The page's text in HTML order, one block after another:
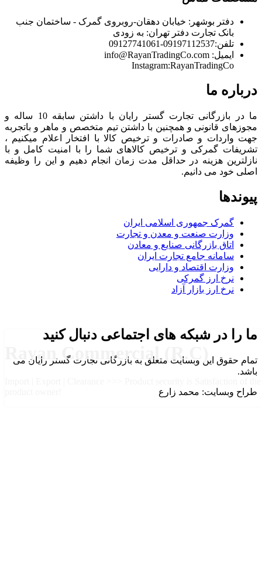
Rayan Commercial (R.C)
دفتر بوشهر: خیابان دهقان-روبروی گمرک - ساختمان جنب
بانک تجارت دفتر تهران: به زودی
تلفن:09197112537-09127741061
ایمیل: info@RayanTradingCo.com
Instagram:RayanTradingCo
درباره ما
ما در بازرگانی تجارت گستر رایان با داشتن سابقه 10 ساله و
مجوزهای قانونی و همچنین با داشتن تیم متخصص و ماهر و باتجربه
جهت واردات و صادرات و ترخیص کالا با افتخار اعلام میکنیم ،
تشریفات گمرکی و ترخیص کالاهای شما را با امنیت کامل و با
نازلترین هزینه در حداقل مدت زمان انجام دهیم و این را وظیفه
اصلی خود می دانیم.
پیوندها
گمرک جمهوری اسلامی ایران
وزارت صنعت و معدن و تجارت
اتاق بازرگانی صنایع و معادن
سامانه جامع تجارت ایران
وزارت اقتصاد و دارایی
نرخ ارز گمرکی
نرخ ارز بازار آزاد
ما را در شبکه های اجتماعی دنبال کنید
تمام حقوق این وبسایت متعلق به بازرگانی تجارت گستر رایان می
باشد.
طراح وبسایت: محمد زارع